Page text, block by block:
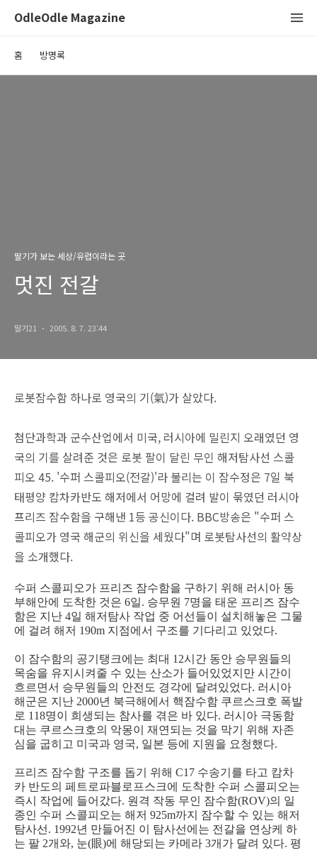
OdleOdle Magazine
홈 방명록
딸기가 보는 세상/유럽이라는 곳
멋진 전갈
딸기21 2005. 8. 7. 23:44
로봇잠수함 하나로 영국의 기(氣)가 살았다.
첨단과학과 군수산업에서 미국, 러시아에 밀린지 오래였던 영
국의 기를 살려준 것은 로봇 팔이 달린 무인 해저탐사선 스콜
피오 45. '수퍼 스콜피오(전갈)'라 불리는 이 잠수정은 7일 북
태평양 캄차카반도 해저에서 어망에 걸려 발이 묶였던 러시아
프리즈 잠수함을 구해낸 1등 공신이다. BBC방송은 "수퍼 스
콜피오가 영국 해군의 위신을 세웠다"며 로봇탐사선의 활약상
을 소개했다.
수퍼 스콜피오가 프리즈 잠수함을 구하기 위해 러시아 동
부해안에 도착한 것은 6일. 승무원 7명을 태운 프리즈 잠수
함은 지난 4일 해저탐사 작업 중 어선들이 설치해놓은 그물
에 걸려 해저 190m 지점에서 구조를 기다리고 있었다.
이 잠수함의 공기탱크에는 최대 12시간 동안 승무원들의
목숨을 유지시켜줄 수 있는 산소가 들어있었지만 시간이
흐르면서 승무원들의 안전도 경각에 달려있었다. 러시아
해군은 지난 2000년 북극해에서 핵잠수함 쿠르스크호 폭발
로 118명이 희생되는 참사를 겪은 바 있다. 러시아 극동함
대는 쿠르스크호의 악몽이 재연되는 것을 막기 위해 자존
심을 굽히고 미국과 영국, 일본 등에 지원을 요청했다.
프리즈 잠수함 구조를 돕기 위해 C17 수송기를 타고 캄차
카 반도의 페트로파블로프스크에 도착한 수퍼 스콜피오는
즉시 작업에 들어갔다. 원격 작동 무인 잠수함(ROV)의 일
종인 수퍼 스콜피오는 해저 925m까지 잠수할 수 있는 해저
탐사선. 1992년 만들어진 이 탐사선에는 전갈을 연상케 하
는 팔 2개와, 눈(眼)에 해당되는 카메라 3개가 달려 있다. 평